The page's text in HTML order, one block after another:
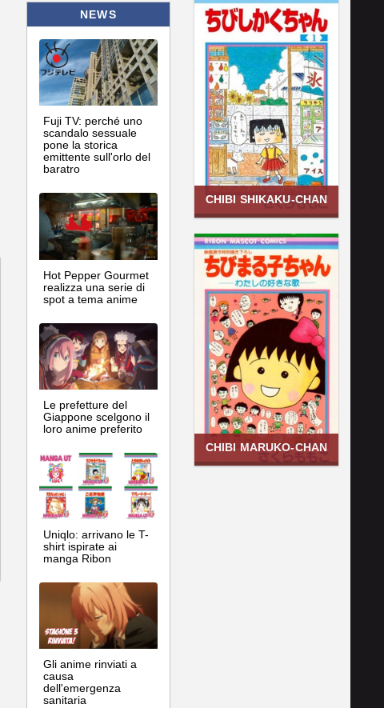
NEWS
Fuji TV: perché uno
scandalo sessuale
pone la storica
emittente sull'orlo del
baratro
Hot Pepper Gourmet
realizza una serie di
spot a tema anime
Le prefetture del
Giappone scelgono il
loro anime preferito
Uniqlo: arrivano le T-
shirt ispirate ai
manga Ribon
Gli anime rinviati a
causa
dell'emergenza
sanitaria
CHIBI SHIKAKU-CHAN
CHIBI MARUKO-CHAN